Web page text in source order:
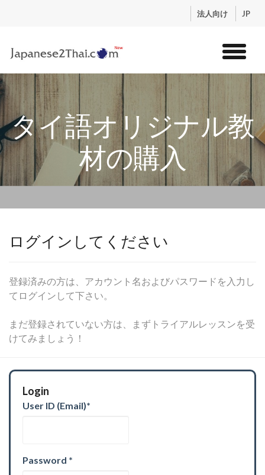
法人向け JP
トップ
サービス
コンテンツ
講師紹介
料金
お申込流れ
タイ語オリジナル教
材の購入
ログインしてください
登録済みの方は、アカウント名およびパスワードを入力し
てログインして下さい。
まだ登録されていない方は、まずトライアルレッスンを受
けてみましょう！
Login
User ID (Email)*
Password *